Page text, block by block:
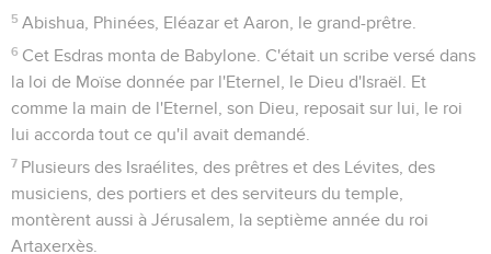
5 Abishua, Phinées, Eléazar et Aaron, le grand-prêtre.
6 Cet Esdras monta de Babylone. C'était un scribe versé dans
la loi de Moïse donnée par l'Eternel, le Dieu d'Israël. Et
comme la main de l'Eternel, son Dieu, reposait sur lui, le roi
lui accorda tout ce qu'il avait demandé.
7 Plusieurs des Israélites, des prêtres et des Lévites, des
musiciens, des portiers et des serviteurs du temple,
montèrent aussi à Jérusalem, la septième année du roi
Artaxerxès.